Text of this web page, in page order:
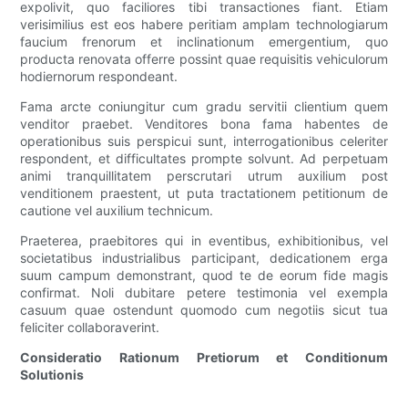
expolivit, quo faciliores tibi transactiones fiant. Etiam
verisimilius est eos habere peritiam amplam technologiarum
faucium frenorum et inclinationum emergentium, quo
producta renovata offerre possint quae requisitis vehiculorum
hodiernorum respondeant.
Fama arcte coniungitur cum gradu servitii clientium quem
venditor praebet. Venditores bona fama habentes de
operationibus suis perspicui sunt, interrogationibus celeriter
respondent, et difficultates prompte solvunt. Ad perpetuam
animi tranquillitatem perscrutari utrum auxilium post
venditionem praestent, ut puta tractationem petitionum de
cautione vel auxilium technicum.
Praeterea, praebitores qui in eventibus, exhibitionibus, vel
societatibus industrialibus participant, dedicationem erga
suum campum demonstrant, quod te de eorum fide magis
confirmat. Noli dubitare petere testimonia vel exempla
casuum quae ostendunt quomodo cum negotiis sicut tua
feliciter collaboraverint.
Consideratio Rationum Pretiorum et Conditionum
Solutionis